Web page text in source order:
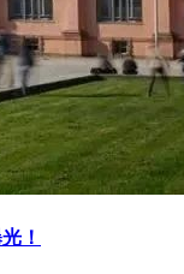
！